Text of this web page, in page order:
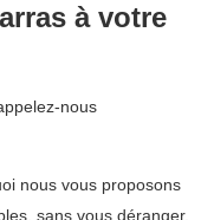
à votre
nous
nous vous proposons
sans vous déranger.